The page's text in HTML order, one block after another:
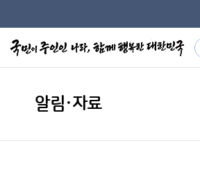
알림·자료